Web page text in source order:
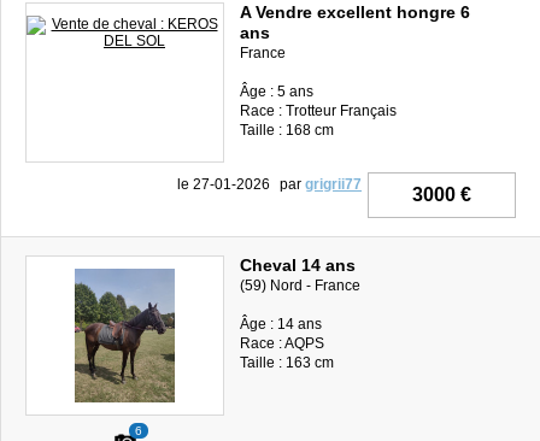
A Vendre excellent hongre 6
ans
France
Âge : 5 ans
Race : Trotteur Français
Taille : 168 cm
3000 €
le 27-01-2026 par grigrii77
6
Cheval 14 ans
(59) Nord - France
Âge : 14 ans
Race : AQPS
Taille : 163 cm